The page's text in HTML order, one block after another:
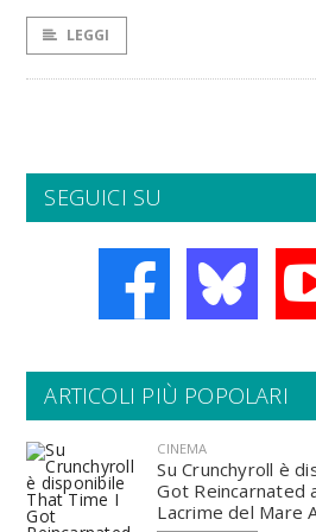
LEGGI
SEGUICI SU
ARTICOLI PIÙ POPOLARI
CINEMA
Su Crunchyroll è
Got Reincarnated
Lacrime del Mare